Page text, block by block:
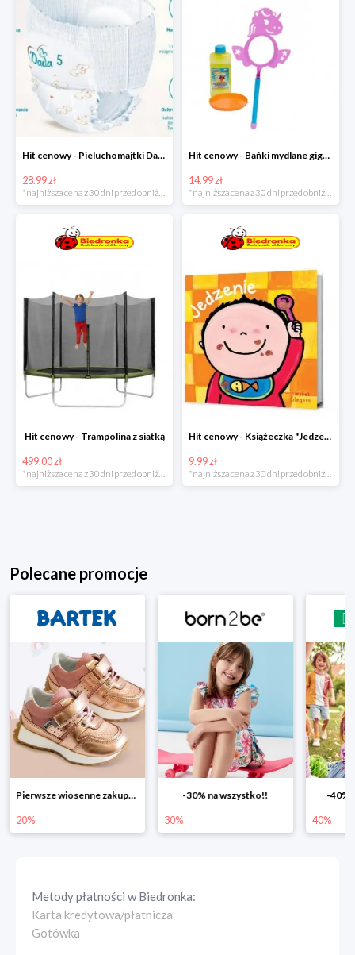
Hit cenowy - Pieluchomajtki Dada Pants
28.99 zł
Hit cenowy - Bańki mydlane gigant lub płyn uzupełniający
14.99 zł
Hit cenowy - Trampolina z siatką
499.00 zł
Hit cenowy - Książeczka "Jedzenie"
9.99 zł
Polecane promocje
Pierwsze wiosenne zakupy -20%
20%
-30% na wszystko!!
30%
-40%
40%
Metody płatności wBiedronka:
Karta kredytowa/płatnicza
Gotówka